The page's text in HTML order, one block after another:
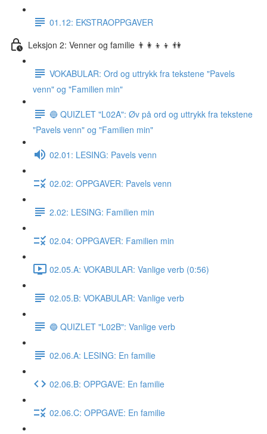
01.12: EKSTRAOPPGAVER
Leksjon 2: Venner og familie 👨‍👩‍👦‍👦 👫
VOKABULAR: Ord og uttrykk fra tekstene "Pavels
venn" og "Familien min"
🔵 QUIZLET "L02A": Øv på ord og uttrykk fra tekstene
"Pavels venn" og "Familien min"
02.01: LESING: Pavels venn
02.02: OPPGAVER: Pavels venn
2.02: LESING: Familien min
02.04: OPPGAVER: Familien min
02.05.A: VOKABULAR: Vanlige verb (0:56)
02.05.B: VOKABULAR: Vanlige verb
🔵 QUIZLET "L02B": Vanlige verb
02.06.A: LESING: En familie
02.06.B: OPPGAVE: En familie
02.06.C: OPPGAVE: En familie